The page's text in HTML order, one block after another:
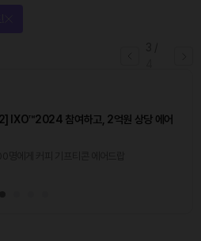
IXO™2024 참여하고, 2억원 상당 에어